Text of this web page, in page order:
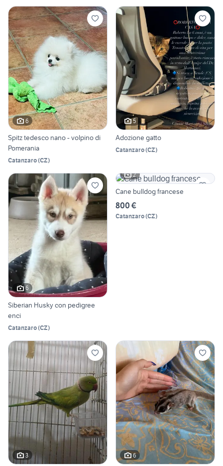
6
Spitz tedesco nano - volpino di
Pomerania
Catanzaro(CZ)
5
Adozione gatto
Catanzaro(CZ)
6
Siberian Husky con pedigree
enci
Catanzaro(CZ)
2
Cane bulldog francese
800 €
Catanzaro(CZ)
3 6